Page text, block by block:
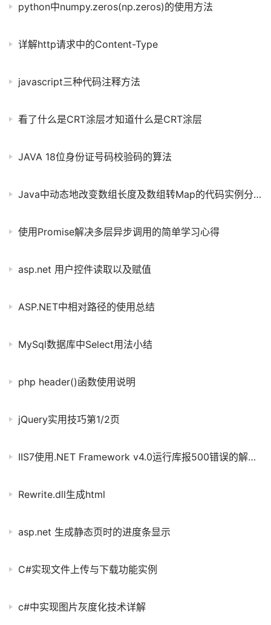
python中numpy.zeros(np.zeros)的使用方法
详解http请求中的Content-Type
javascript三种代码注释方法
看了什么是CRT涂层才知道什么是CRT涂层
JAVA 18位身份证号码校验码的算法
Java中动态地改变数组长度及数组转Map的代码实例分享
使用Promise解决多层异步调用的简单学习心得
asp.net 用户控件读取以及赋值
ASP.NET中相对路径的使用总结
MySql数据库中Select用法小结
php header()函数使用说明
jQuery实用技巧第1/2页
IIS7使用.NET Framework v4.0运行库报500错误的解决办法
Rewrite.dll生成html
asp.net 生成静态页时的进度条显示
C#实现文件上传与下载功能实例
c#中实现图片灰度化技术详解